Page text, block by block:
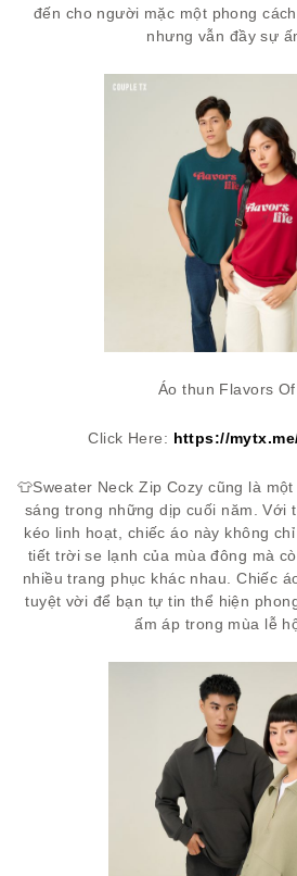
đến cho người mặc một phong
nhưng vẫn đầy sự
Áo thun Flavors
Click Here: https://
👕Sweater Neck Zip Cozy cũng là
sáng trong những dịp cuối năm. Với
kéo linh hoạt, chiếc áo này không
tiết trời se lạnh của mùa đông mà
nhiều trang phục khác nhau. Chiếc
tuyệt vời để bạn tự tin thể hiện
ấm áp trong mùa lễ